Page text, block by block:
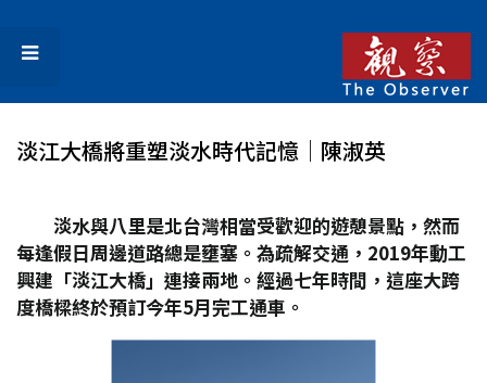
淡江大橋將重塑淡水時代記憶│陳淑英
淡水與八里是北台灣相當受歡迎的遊憩景點，然而
每逢假日周邊道路總是壅塞。為疏解交通，2019年動工
興建「淡江大橋」連接兩地。經過七年時間，這座大跨
度橋樑終於預訂今年5月完工通車。